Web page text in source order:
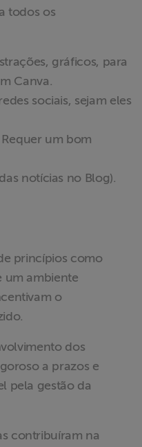
todos os
gráficos, para
Canva.
sociais, sejam eles
um bom
notícias no Blog).
princípios como
um ambiente
o
dos
a prazos e
pela gestão da
contribuíram na